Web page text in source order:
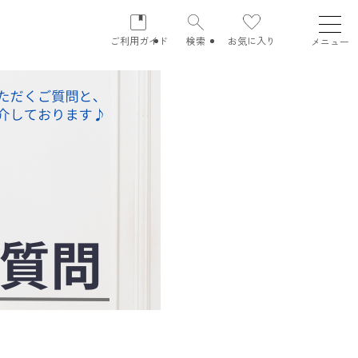
メニュー
ご利用ガイド 検索 お気に入り